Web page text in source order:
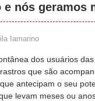
nós geramos
Iamarino
dos usuários
que são
antecipam o seu
levam meses ou